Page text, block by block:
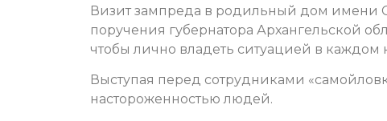
Визит зампреда в родильный дом имени
поручения губернатора Архангельской
чтобы лично владеть ситуацией в каждом
Выступая перед сотрудниками
настороженностью людей.